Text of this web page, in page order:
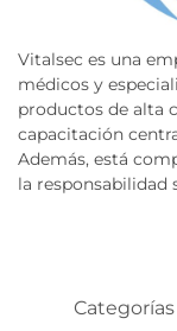
Vitalsec es una
médicos y
productos de alta
capacitación
Además, está
la responsabilidad
Categorías